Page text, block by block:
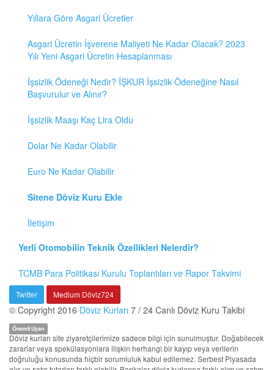
Yıllara Göre Asgari Ücretler
Asgari Ücretin İşverene Maliyeti Ne Kadar Olacak? 2023
Yılı Yeni Asgari Ücretin Hesaplanması
İşsizlik Ödeneği Nedir? İŞKUR İşsizlik Ödeneğine Nasıl
Başvurulur ve Alınır?
İşsizlik Maaşı Kaç Lira Oldu
Dolar Ne Kadar Olabilir
Euro Ne Kadar Olabilir
Sitene Döviz Kuru Ekle
İletişim
Yerli Otomobilin Teknik Özellikleri Nelerdir?
TCMB Para Politikası Kurulu Toplantıları ve Rapor Takvimi
Twitter Medium Döviz724
© Copyright 2016 Döviz Kurları 7 / 24 Canlı Döviz Kuru Takibi
Önemli Uyarı
Döviz kurları site ziyaretçilerimize sadece bilgi için sunulmuştur. Doğabilecek
zararlar veya spekülasyonlara ilişkin herhangi bir kayıp veya verilerin
doğruluğu konusunda hiçbir sorumluluk kabul edilemez. Serbest Piyasada